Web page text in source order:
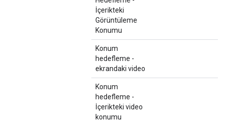
İçerikteki
Görüntüleme
Konumu
Konum
hedefleme -
ekrandaki video
Konum
hedefleme -
İçerikteki video
konumu